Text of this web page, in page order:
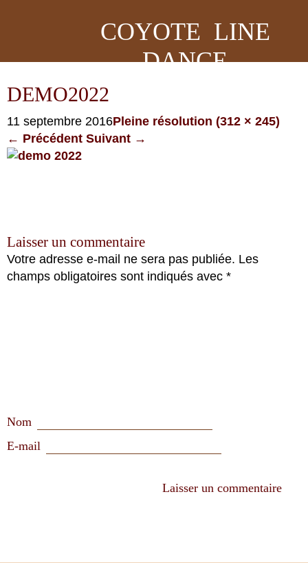
COYOTE LINE
DANCE
DEMO2022
11 septembre 2016Pleine résolution (312 × 245)
← Précédent Suivant →
Laisser un commentaire
Votre adresse e-mail ne sera pas publiée. Les
champs obligatoires sont indiqués avec *
Nom
E-mail